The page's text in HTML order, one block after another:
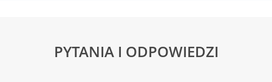
PYTANIA I ODPOWIEDZI